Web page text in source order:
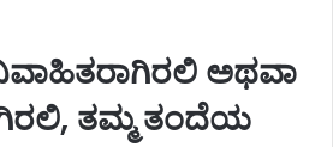
ಅಥವಾ
ತಮ್ಮ ತಂದೆಯ